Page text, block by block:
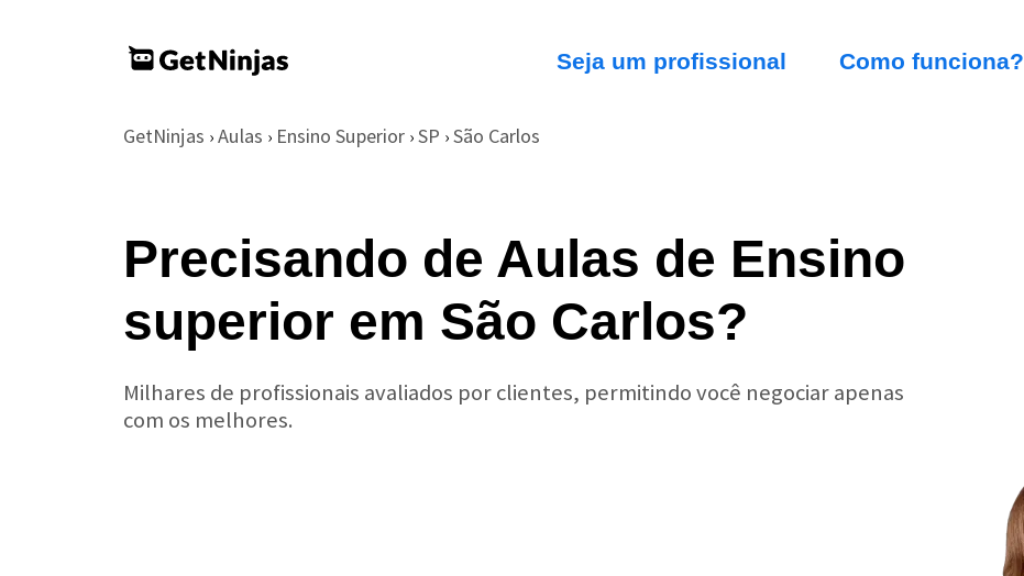
Seja um profissional Como funciona?
GetNinjas › Aulas › Ensino Superior › SP › São Carlos
Precisando de Aulas de Ensino
superior em São Carlos?
Milhares de profissionais avaliados por clientes, permitindo você negociar apenas
com os melhores.